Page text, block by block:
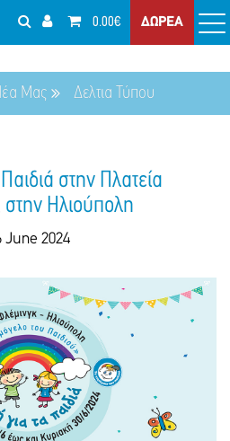
0.00€ ΔΩΡΕΑ
Μας Δελτια Τύπου
στην Πλατεία
Ηλιούπολη
June 2024